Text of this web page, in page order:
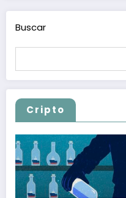
Buscar
Cripto